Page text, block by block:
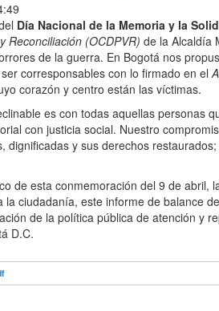
Día Nacional de la Memoria y la
Reconciliación (OCDPVR) de la Alcaldía
de la guerra. En Bogotá nos
corresponsables con lo firmado en el
corazón y centro están las víctimas.
es con todas aquellas personas
con justicia social. Nuestro
dignificadas y sus derechos
de esta conmemoración del 9 de
la ciudadanía, este informe de balance
de la política pública de atención y
D.C.